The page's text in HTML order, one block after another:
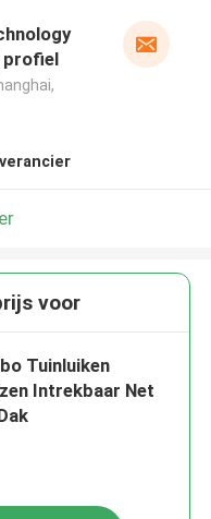
profiel
voor
Tuinluiken
Intrekbaar Net